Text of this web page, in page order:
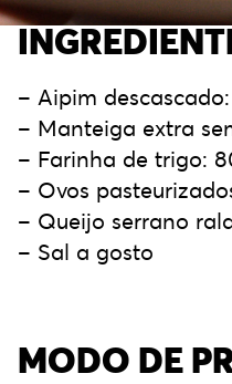
– Aipim
– Manteiga extra
– Farinha de trigo:
– Ovos
– Queijo serrano
– Sal a gosto
MODO DE